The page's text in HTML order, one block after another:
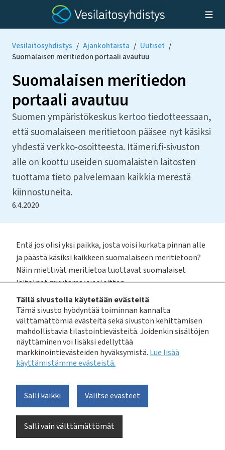
Tällä sivustolla käytetään evästeitä
Tämä sivusto hyödyntää toiminnan kannalta
välttämättömiä evästeitä sekä sivuston kehittämisen
mahdollistavia tilastointievästeitä. Joidenkin sisältöjen
näyttäminen voi lisäksi edellyttää
markkinointievästeiden hyväksymistä. Lue lisää
käyttämistämme evästeistä.​​​​​​
Salli kaikki
Salli vain välttämättömät
Valitse evästeet
Vesilaitosyhdistys / Ajankohtaista / Uutiset /
Suomalaisen meritiedon portaali avautuu
Suomalaisen meritiedon
portaali avautuu
Suomen ympäristökeskus kertoo tiedotteessaan,
että suomalaiseen meritietoon pääsee nyt käsiksi
yhdestä verkko-osoitteesta. Itämeri.fi-sivuston
alle on koottu useiden suomalaisten laitosten
tuottama tieto palvelemaan kaikkia merestä
kiinnostuneita.
6.4.2020
Entä jos olisi yksi paikka, josta voisi kurkata pinnan alle
ja päästä käsiksi kaikkeen suomalaiseen meritietoon?
Näin miettivät meritietoa tuottavat suomalaiset
laitokset muutama vuosi sitten.
”Tänään avattu Itämeri.fi -sivustohttps://itameri.fi/fi-
FIon kolmen vuoden suururakan tulos. Eri laitokset
ovat keränneet vuosikymmenien aikana valtavasti
tietoa ja aineistoja Itämerestä, mutta vain osa siitä on
ollut julkisesti saatavilla. Uutta palvelua varten
meritietoa tuottavat suomalaiset laitokset yhdistivät
voimansa, ja nyt se on lopultakin kaikkien merestä
kiinnostuneiden saatavilla. Palvelu on
kansainvälisestikin merkittävä kokonaisuus”, iloitsee